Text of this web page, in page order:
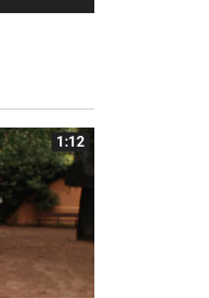
1:12